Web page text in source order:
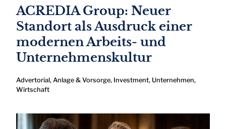
ACREDIA Group: Neuer
Standort als Ausdruck einer
modernen Arbeits- und
Unternehmenskultur
Advertorial, Anlage & Vorsorge, Investment, Unternehmen,
Wirtschaft